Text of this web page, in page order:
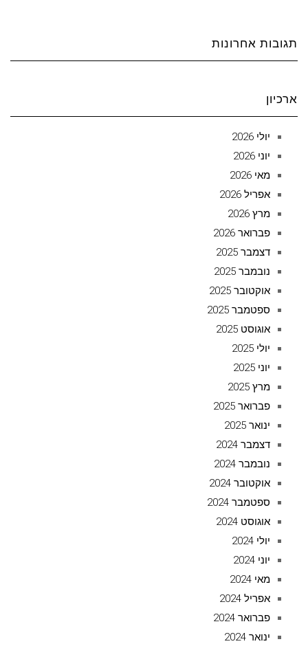
תגובות אחרונות
ארכיון
יולי 2026
יוני 2026
מאי 2026
אפריל 2026
מרץ 2026
פברואר 2026
דצמבר 2025
נובמבר 2025
אוקטובר 2025
ספטמבר 2025
אוגוסט 2025
יולי 2025
יוני 2025
מרץ 2025
פברואר 2025
ינואר 2025
דצמבר 2024
נובמבר 2024
אוקטובר 2024
ספטמבר 2024
אוגוסט 2024
יולי 2024
יוני 2024
מאי 2024
אפריל 2024
פברואר 2024
ינואר 2024